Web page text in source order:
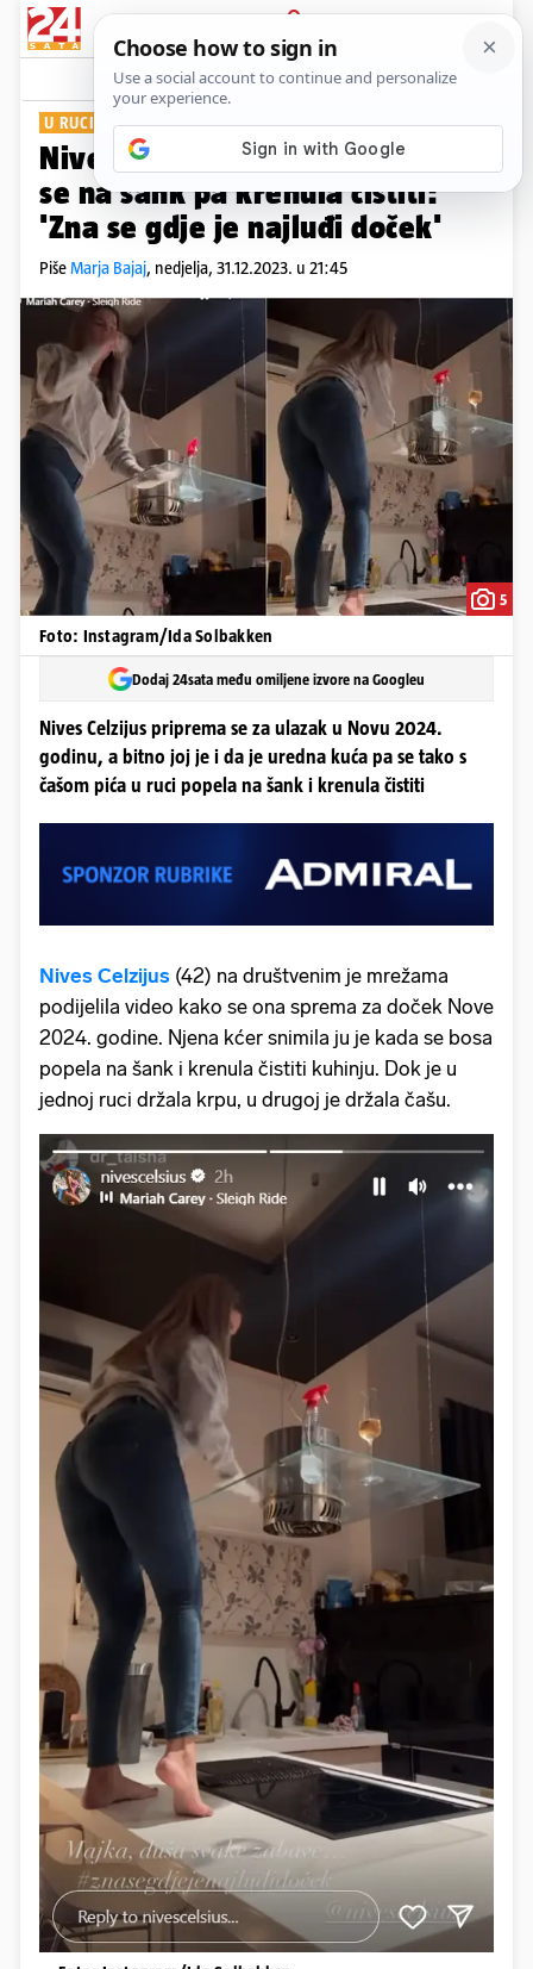
PRIJAVA
Show Komentari
U RUCI DRŽALA PIĆE
Nives uzela krpu u ruke, popela
se na šank pa krenula čistiti:
'Zna se gdje je najluđi doček'
PišeMarja Bajaj, nedjelja, 31.12.2023. u 21:45
5
Foto: Instagram/Ida Solbakken
Dodaj 24sata među omiljene izvore na Googleu
Nives Celzijus priprema se za ulazak u Novu 2024.
godinu, a bitno joj je i da je uredna kuća pa se tako s
čašom pića u ruci popela na šank i krenula čistiti
Nives Celzijus (42) na društvenim je mrežama
podijelila video kako se ona sprema za doček Nove
2024. godine. Njena kćer snimila ju je kada se bosa
popela na šank i krenula čistiti kuhinju. Dok je u
jednoj ruci držala krpu, u drugoj je držala čašu.